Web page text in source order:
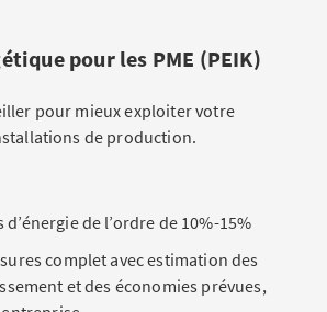
pour les PME (PEIK)
pour mieux exploiter votre
de production.
d’énergie de l’ordre de 10%-15%
complet avec estimation des
et des économies prévues,